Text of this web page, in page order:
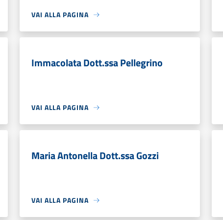
VAI ALLA PAGINA
Immacolata Dott.ssa Pellegrino
VAI ALLA PAGINA
Maria Antonella Dott.ssa Gozzi
VAI ALLA PAGINA